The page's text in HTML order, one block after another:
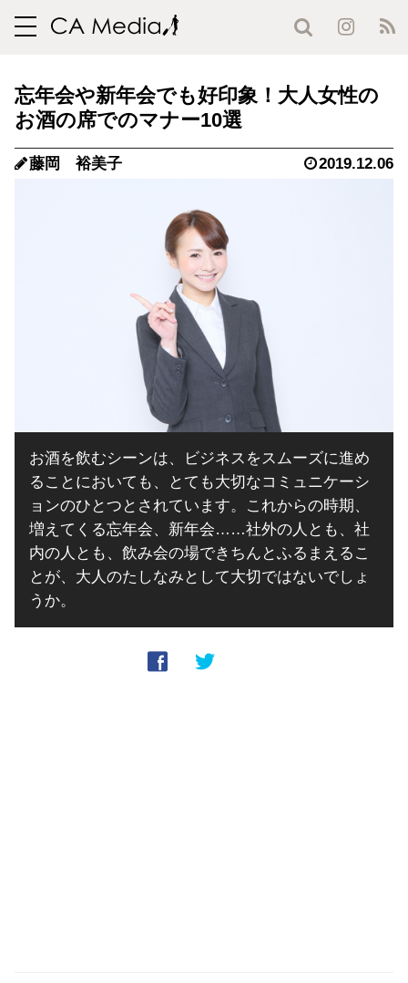
toggle
忘年会や新年会でも好印象！大人女性の
お酒の席でのマナー10選
藤岡 裕美子 2019.12.06
お酒を飲むシーンは、ビジネスをスムーズに進め
ることにおいても、とても大切なコミュニケーシ
ョンのひとつとされています。これからの時期、
増えてくる忘年会、新年会……社外の人とも、社
内の人とも、飲み会の場できちんとふるまえるこ
とが、大人のたしなみとして大切ではないでしょ
うか。